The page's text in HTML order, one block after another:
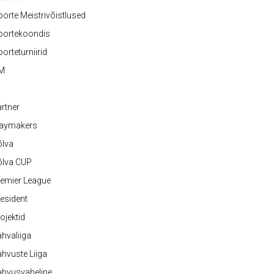
Meistrivõistlused
CUP
League
Liiga